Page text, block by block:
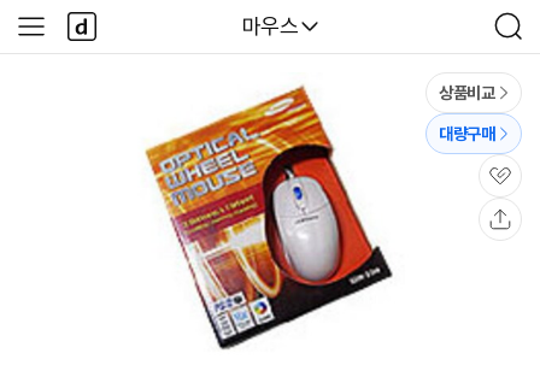
다나와
마우스
검
색
사
이
다
나
와
상품비교
대량구매
관
심